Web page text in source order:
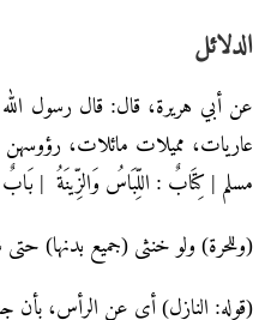
الدلائل
عن أبي هريرة، قال: قال رسول
عاريات، مميلات مائلات، رؤوسهن
مسلم | كِتَابٌ : اللِّبَاسُ وَالزِّينَةُ | بَابٌ :
(وللحرة) ولو خنثى (جميع بدنها) حتى
(قوله: النازل) أي عن الرأس، بأن